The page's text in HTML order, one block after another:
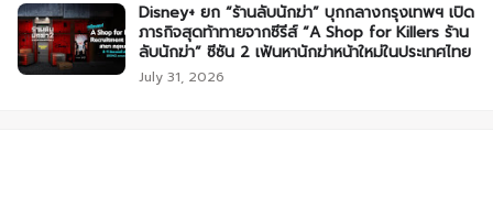
Disney+ ยก “ร้านลับนักฆ่า” บุกกลางกรุงเทพฯ เปิด
ภารกิจสุดท้าทายจากซีรีส์ “A Shop for Killers ร้าน
ลับนักฆ่า” ซีซัน 2 เฟ้นหานักฆ่าหน้าใหม่ในประเทศไทย
July 31, 2026